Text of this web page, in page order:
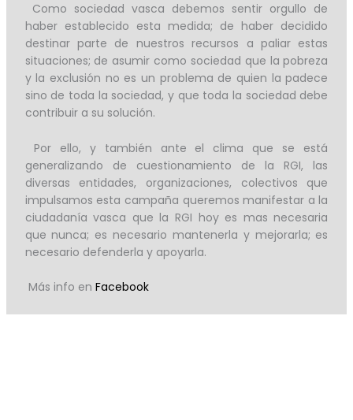
Como sociedad vasca debemos sentir orgullo de
haber establecido esta medida; de haber decidido
destinar parte de nuestros recursos a paliar estas
situaciones; de asumir como sociedad que la pobreza
y la exclusión no es un problema de quien la padece
sino de toda la sociedad, y que toda la sociedad debe
contribuir a su solución.
Por ello, y también ante el clima que se está
generalizando de cuestionamiento de la RGI, las
diversas entidades, organizaciones, colectivos que
impulsamos esta campaña queremos manifestar a la
ciudadanía vasca que la RGI hoy es mas necesaria
que nunca; es necesario mantenerla y mejorarla; es
necesario defenderla y apoyarla.
Más info en Facebook